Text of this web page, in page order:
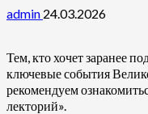
admin 24.03.2026
Тем, кто хочет заранее
ключевые события
рекомендуем
лекторий».